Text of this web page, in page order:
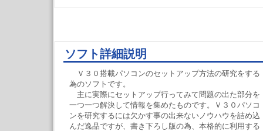
ソフト詳細説明
Ｖ３０搭載パソコンのセットアップ方法の研究をする
為のソフトです。
主に実際にセットアップ行ってみて問題の出た部分を
一つ一つ解決して情報を集めたものです。Ｖ３０パソコ
ンを研究するには欠かす事の出来ないノウハウを詰め込
んだ逸品ですが、書き下ろし版の為、本格的に利用する